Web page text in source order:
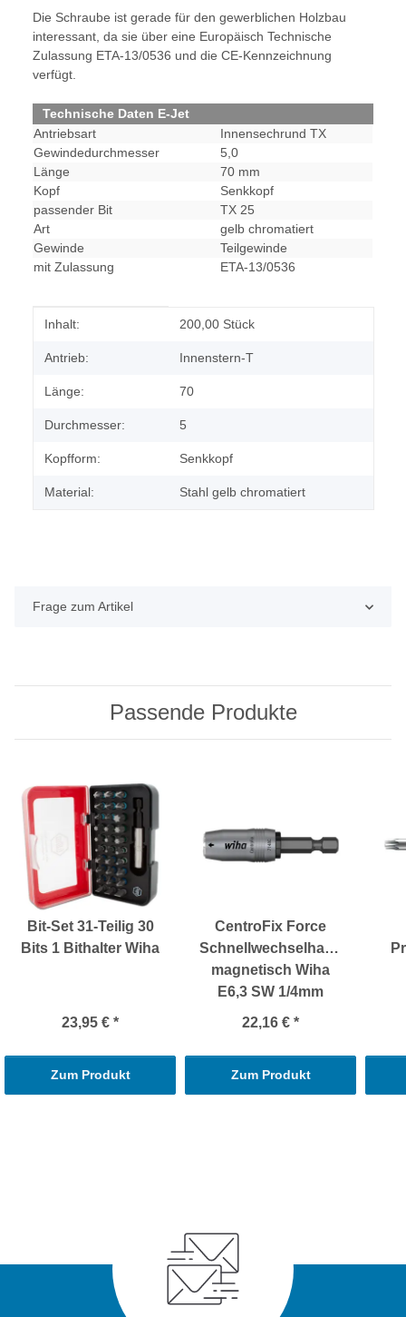
Die Schraube ist gerade für den gewerblichen Holzbau
interessant, da sie über eine Europäisch Technische
Zulassung ETA-13/0536 und die CE-Kennzeichnung
verfügt.
Technische Daten E-Jet
Antriebsart
Innensechrund TX
Gewindedurchmesser
5,0
Länge
70 mm
Kopf
Senkkopf
passender Bit
TX 25
Art
gelb chromatiert
Gewinde
Teilgewinde
mit Zulassung
ETA-13/0536
Produkteigenschaft
Wert
Inhalt: 200,00 Stück
Antrieb: Innenstern-T
Länge: 70
Durchmesser: 5
Kopfform: Senkkopf
Material: Stahl gelb chromatiert
Frage zum Artikel
Passende Produkte
Bit-Set 31-Teilig 30
Bits 1 Bithalter Wiha
23,95 € *
Zum Produkt
CentroFix Force
Schnellwechselhalter
magnetisch Wiha
E6,3 SW 1/4mm
22,16 € *
Zum Produkt